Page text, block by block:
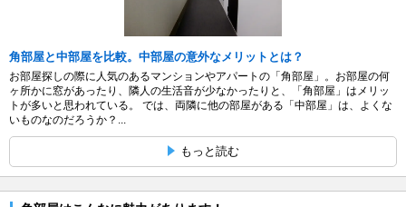
角部屋と中部屋を比較。中部屋の意外なメリットとは？
お部屋探しの際に人気のあるマンションやアパートの「角部屋」。お部屋の何
ヶ所かに窓があったり、隣人の生活音が少なかったりと、「角部屋」はメリッ
トが多いと思われている。 では、両隣に他の部屋がある「中部屋」は、よくな
いものなのだろうか？...
もっと読む